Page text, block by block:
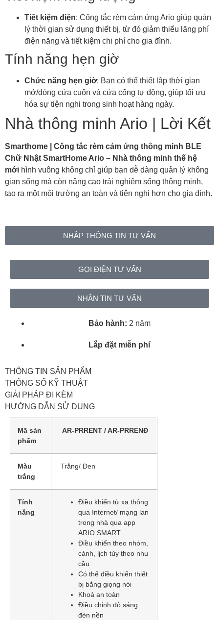
Tiết kiệm điện: Công tắc rèm cảm ứng Ario giúp quản
lý thời gian sử dụng thiết bị, từ đó giảm thiểu lãng phí
điện năng và tiết kiệm chi phí cho gia đình.
Tính năng hẹn giờ
Chức năng hẹn giờ: Bạn có thể thiết lập thời gian
mở/đóng cửa cuốn và cửa cổng tự động, giúp tối ưu
hóa sự tiện nghi trong sinh hoạt hàng ngày.
Nhà thông minh Ario | Lời Kết
Smarthome | Công tắc rèm cảm ứng thông minh BLE
Chữ Nhật SmartHome Ario – Nhà thông minh thế hệ
mới hình vuông không chỉ giúp bạn dễ dàng quản lý không
gian sống mà còn nâng cao trải nghiệm sống thông minh,
tạo ra một môi trường an toàn và tiện nghi hơn cho gia đình.
NHẬP THÔNG TIN TƯ VẤN
GỌI ĐIỆN TƯ VẤN
NHẮN TIN TƯ VẤN
Bảo hành: 2 năm
Lắp đặt miễn phí
THÔNG TIN SẢN PHẨM
THÔNG SỐ KỸ THUẬT
GIẢI PHÁP ĐI KÈM
HƯỚNG DẪN SỬ DỤNG
Mã sản
phẩm
AR-PRRENT / AR-PRRENĐ
Màu
trắng
Trắng/ Đen
Tính
năng
Điều khiển từ xa thông
qua Internet/ mạng lan
trong nhà qua app
ARIO SMART
Điều khiển theo nhóm,
cảnh, lịch tùy theo nhu
cầu
Có thể điều khiển thiết
bị bằng giọng nói
Khoá an toàn
Điều chỉnh độ sáng
đèn nền